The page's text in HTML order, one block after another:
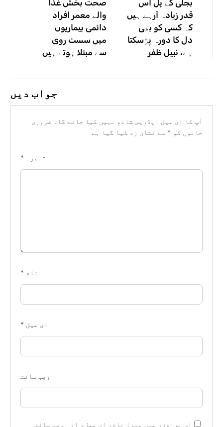
بجلی کے بِل اس
قدر زیادہ آرہے ہیں
کہ کسی کو بھی
دل کا دورہ پڑسکتا
ہے، نبیل ظفر
صحت بخش غذا
والے معمر افراد
دائمی بیماریوں
میں سست روی
سے مبتلا ہوتے ہیں
جواب دیں
آپ کا ای میل ایڈریس شائع نہیں کیا جائے گا۔
ضروری
خانوں کو * سے نشان زد کیا گیا ہے
تبصرہ *
نام *
ای میل *
ویب‌ سائٹ
اس براؤزر میں میرا نام، ای میل، اور ویب سائٹ